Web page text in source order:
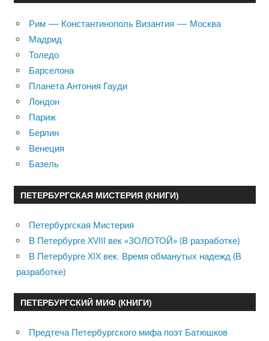
Рим — Константинополь Византия — Москва
Мадрид
Толедо
Барселона
Планета Антония Гауди
Лондон
Париж
Берлин
Венеция
Базель
ПЕТЕРБУРГСКАЯ МИСТЕРИЯ (КНИГИ)
Петербургская Мистерия
В Петербурге XVIII век «ЗОЛОТОЙ» (В разработке)
В Петербурге XIX век. Время обманутых надежд (В
разработке)
ПЕТЕРБУРГСКИЙ МИФ (КНИГИ)
Предтеча Петербургского мифа поэт Батюшков